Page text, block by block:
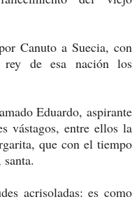
Canuto a Suecia, con
rey de esa nación los
Eduardo, aspirante
vástagos, entre ellos la
que con el tiempo
acrisoladas: es como